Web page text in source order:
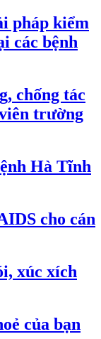
pháp kiểm
các bệnh
chống tác
trường
Hà Tĩnh
cho cán
xúc xích
của bạn